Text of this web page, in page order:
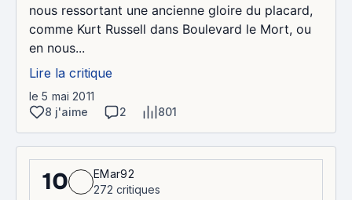
nous ressortant une ancienne gloire du placard,
comme Kurt Russell dans Boulevard le Mort, ou
en nous...
Lire la critique
le 5 mai 2011
8 j'aime
2 801
10
EMar92
272 critiques